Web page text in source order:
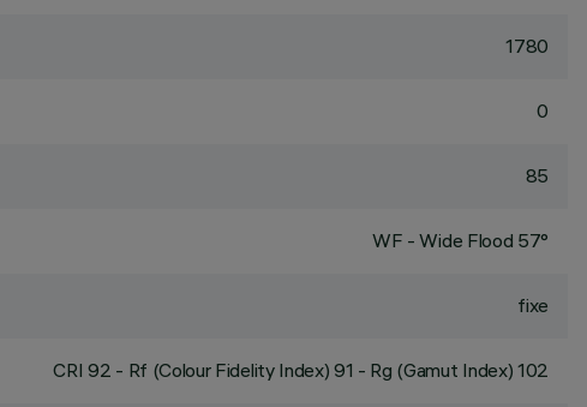
1780
0
85
WF - Wide Flood 57°
fixe
CRI92 - Rf (Colour Fidelity Index) 91 - Rg (Gamut Index) 102